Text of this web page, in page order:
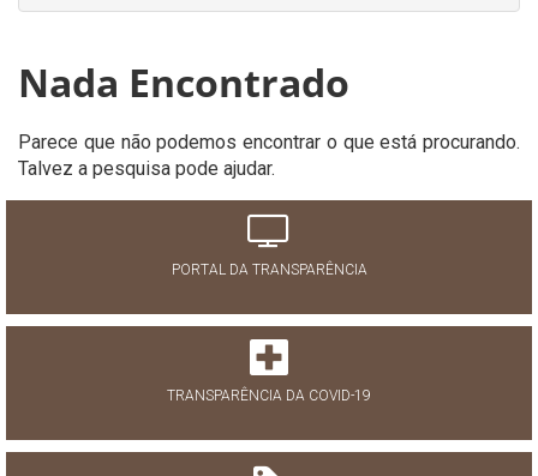
Nada Encontrado
Parece que não podemos encontrar o que está procurando.
Talvez a pesquisa pode ajudar.
PORTAL DA TRANSPARÊNCIA
TRANSPARÊNCIA DA COVID-19